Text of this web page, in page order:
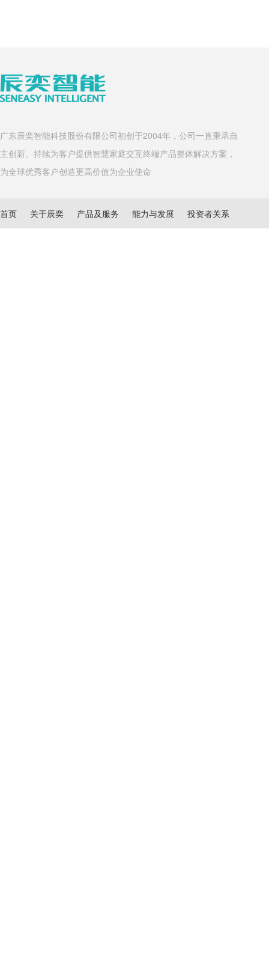
广东辰奕智能科技股份有限公司初创于2004年，公司一直秉承自
主创新、持续为客户提供智慧家庭交互终端产品整体解决方案，
为全球优秀客户创造更高价值为企业使命
首页 关于辰奕 产品及服务 能力与发展 投资者关系